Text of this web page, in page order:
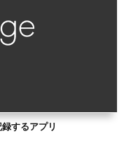
するアプリ